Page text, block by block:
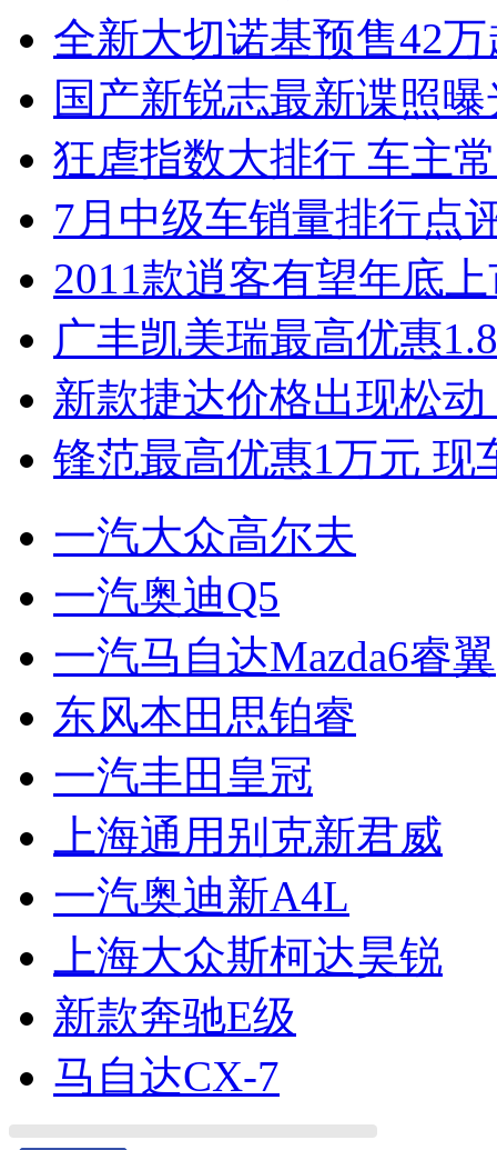
全新大切诺基预售42
国产新锐志最新谍照
狂虐指数大排行 车主
7月中级车销量排行点
2011款逍客有望年底
广丰凯美瑞最高优惠
新款捷达价格出现松
锋范最高优惠1万元 现
一汽大众高尔夫
一汽奥迪Q5
一汽马自达Mazda6睿翼
东风本田思铂睿
一汽丰田皇冠
上海通用别克新君威
一汽奥迪新A4L
上海大众斯柯达昊锐
新款奔驰E级
马自达CX-7